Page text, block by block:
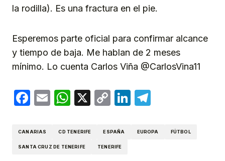
la rodilla). Es una fractura en el pie.
Esperemos parte oficial para confirmar alcance
y tiempo de baja. Me hablan de 2 meses
mínimo. Lo cuenta Carlos Viña @CarlosVina11
Facebook
EmailWhatsApp
X
CopyLinkedIn
CANARIAS CD TENERIFE ESPAÑA EUROPA FÚTBOL
SANTA CRUZ DE TENERIFE TENERIFE